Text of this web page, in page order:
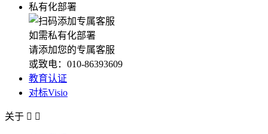
私有化部署
如需私有化部署
请添加您的专属客服
或致电：010-86393609
教育认证
对标Visio
关于  